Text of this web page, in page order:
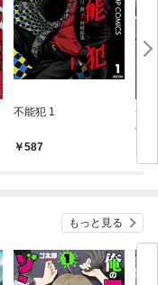
不能犯 1
587
チ
今
もっと見る